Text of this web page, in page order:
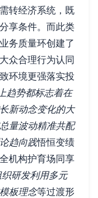
转经济系统，既
享条件。而此类
务质量环创建了
众合理行为认同
环境更强落实投
趋势都标志着在
新动念变化的大
量波动精准共配
趋向践悟恒变绩
机构护育场同享
研发利用多元
板理念等过渡形